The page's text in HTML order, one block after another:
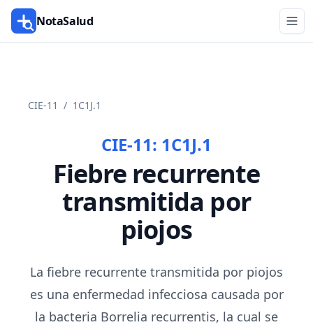
NotaSalud
CIE-11 / 1C1J.1
CIE-11: 1C1J.1
Fiebre recurrente
transmitida por
piojos
La fiebre recurrente transmitida por piojos
es una enfermedad infecciosa causada por
la bacteria Borrelia recurrentis, la cual se